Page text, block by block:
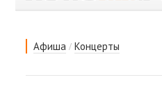
Афиша / Концерты